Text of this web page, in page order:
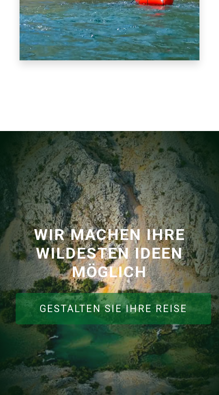
WIR MACHEN IHRE
WILDESTEN IDEEN
MÖGLICH
GESTALTEN SIE IHRE REISE